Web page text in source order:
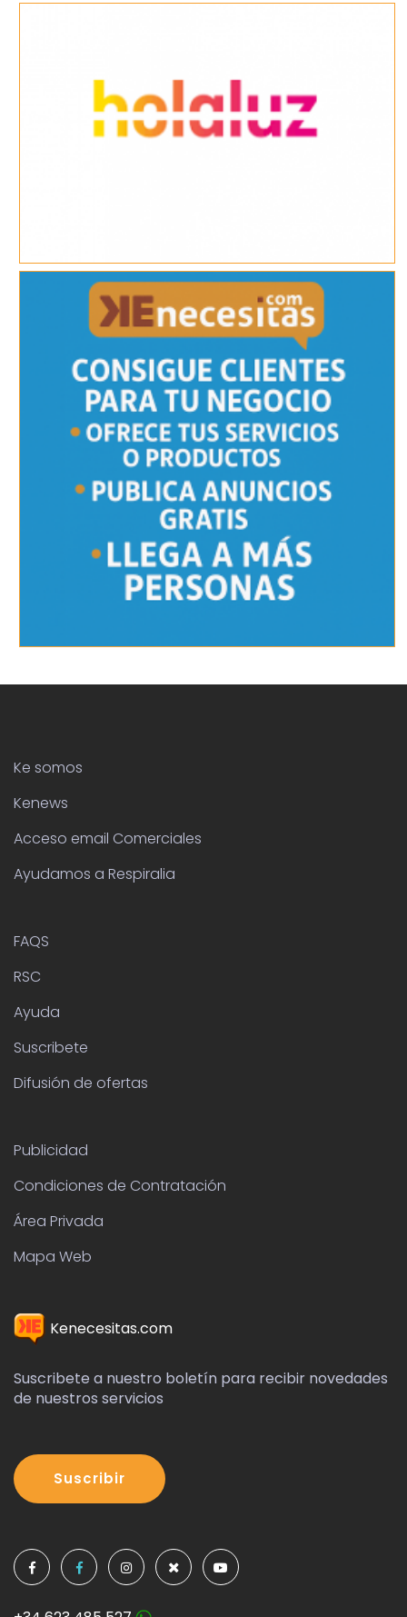
Ke somos
Kenews
Acceso email Comerciales
Ayudamos a Respiralia
FAQS
RSC
Ayuda
Suscribete
Difusión de ofertas
Publicidad
Condiciones de Contratación
Área Privada
Mapa Web
Kenecesitas.com
Suscribete a nuestro boletín para recibir novedades
de nuestros servicios
Suscribir